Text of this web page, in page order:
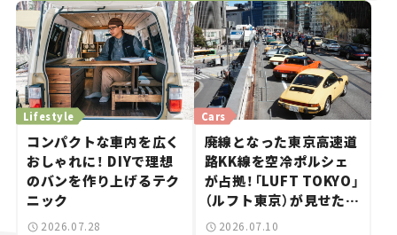
Lifestyle
コンパクトな車内を広く
おしゃれに！ DIYで理想
のバンを作り上げるテク
ニック
2026.07.28
Cars
廃線となった東京高速道
路KK線を空冷ポルシェ
が占拠！「LUFT TOKYO」
（ルフト東京）が見せた奇
跡の一日——ハッサンの
2026.07.10